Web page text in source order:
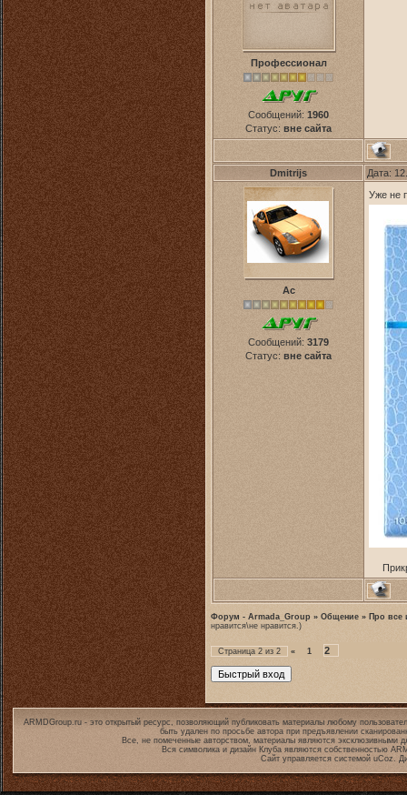
Профессионал
Сообщений: 1960
Статус: вне сайта
Dmitrijs Дата:
Ас
Сообщений: 3179
Статус: вне сайта
Уже не
Форум - Armada_Group » Общение » Про все
нравится\не нравится.)
Страница 2 из 2 « 1 2
ARMDGroup.ru - это открытый ресурс, позволяющий публиковать материалы любому
быть удален по просьбе автора при предъявлении
Все, не помеченные авторством, материалы являются эксклюзивными
Вся символика и дизайн Клуба являются собственностью
Сайт управляется системой uCoz.